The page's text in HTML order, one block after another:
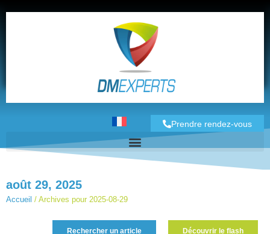
Prendre rendez-vous
août 29, 2025
Accueil / Archives pour 2025-08-29
Rechercher un article Découvrir le flash